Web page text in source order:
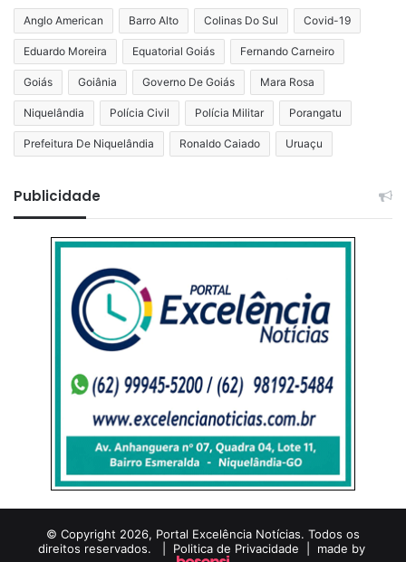
Anglo American Barro Alto Colinas Do Sul Covid-19
Eduardo Moreira Equatorial Goiás Fernando Carneiro
Goiás Goiânia Governo De Goiás Mara Rosa
Niquelândia Polícia Civil Polícia Militar Porangatu
Prefeitura De Niquelândia Ronaldo Caiado Uruaçu
Publicidade
© Copyright 2026, Portal Excelência Notícias. Todos os
direitos reservados. | Politica de Privacidade | made by